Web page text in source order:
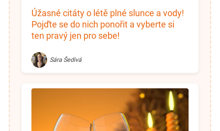
Úžasné citáty o létě plné slunce a vody!
Pojďte se do nich ponořit a vyberte si
ten pravý jen pro sebe!
Sára Šedivá